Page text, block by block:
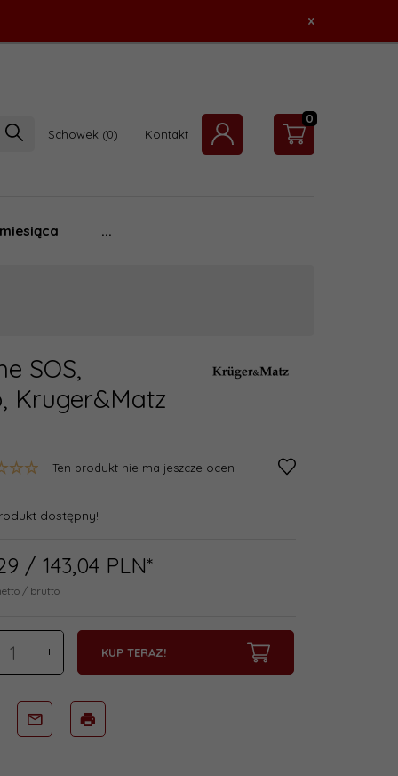
x
Schowek Kontakt
0
...
SOS,
Kruger&Matz
Ten produkt nie ma jeszcze ocen
dostępny!
/ 143,04 PLN*
/ brutto
KUP TERAZ!